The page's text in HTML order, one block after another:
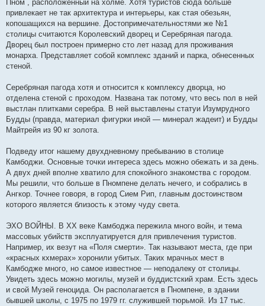
Пном , расположенный на холме. Хотя туристов сюда больше
привлекает не так архитектура и интерьеры, как стая обезьян,
копошащихся на вершине. Достопримечательностями же №1
столицы считаются Королевский дворец и Серебряная пагода.
Дворец был построен примерно сто лет назад для проживания
монарха. Представляет собой комплекс зданий и парка, обнесенных
стеной.
Серебряная пагода хотя и относится к комплексу дворца, но
отделена стеной с проходом. Названа так потому, что весь пол в ней
выстлан плитками серебра. В ней выставлены статуи Изумрудного
Будды (правда, материал фигурки иной — минерал жадеит) и Будды
Майтрейя из 90 кг золота.
Подведу итог нашему двухдневному пребыванию в столице
Камбоджи. Основные точки интереса здесь можно обежать и за день.
А двух дней вполне хватило для спокойного знакомства с городом.
Мы решили, что больше в Пномпене делать нечего, и собрались в
Ангкор. Точнее говоря, в город Сием Рип, главным достоинством
которого является близость к этому чуду света.
ЭХО ВОЙНЫ. В XX веке Камбоджа пережила много войн, и тема
массовых убийств эксплуатируется для привлечения туристов.
Например, их везут на «Поля смерти». Так называют места, где при
«красных кхмерах» хоронили убитых. Таких мрачных мест в
Камбодже много, но самое известное — неподалеку от столицы.
Увидеть здесь можно могилы, музей и буддистский храм. Есть здесь
и свой Музей геноцида. Он располагается в Пномпене, в здании
бывшей школы, с 1975 по 1979 гг. служившей тюрьмой. Из 17 тыс.